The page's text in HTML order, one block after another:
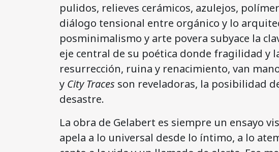
pulidos, relieves cerámicos, azulejos,
diálogo tensional entre orgánico y lo
posminimalismo y arte povera subyace la
eje central de su poética donde fragilidad y
resurrección, ruina y renacimiento, van
y City Traces son reveladoras, la posibilidad
desastre.
La obra de Gelabert es siempre un ensayo
apela a lo universal desde lo íntimo, a lo